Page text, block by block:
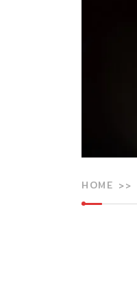
HOME